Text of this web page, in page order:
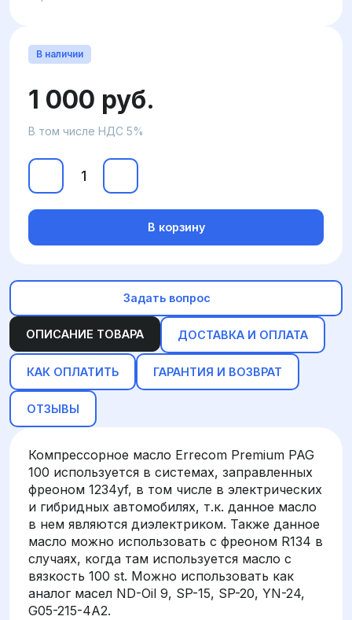
ОПИСАНИЕ ТОВАРА ДОСТАВКА И ОПЛАТА
КАК ОПЛАТИТЬ ГАРАНТИЯ И ВОЗВРАТ
ОТЗЫВЫ
Компрессорное масло Errecom Premium PAG
100 используется в системах, заправленных
фреоном 1234yf, в том числе в электрических
и гибридных автомобилях, т.к. данное масло
в нем являются диэлектриком. Также данное
масло можно использовать с фреоном R134 в
случаях, когда там используется масло с
вязкость 100 st. Можно использовать как
аналог масел ND-Oil 9, SP-15, SP-20, YN-24,
G05-215-4A2.
В наличии
1 000 руб.
В том числе НДС 5%
В корзину
Задать вопрос